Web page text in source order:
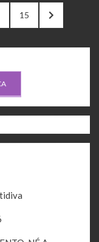
PAGE
15
NEXT
PAGE